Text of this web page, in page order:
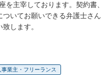
を主宰しております。契約書、
いてお願いできる弁護士さん
します。
事業主・フリーランス